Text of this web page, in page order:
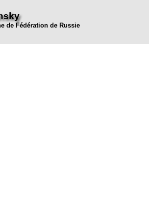
de Fédération de Russie